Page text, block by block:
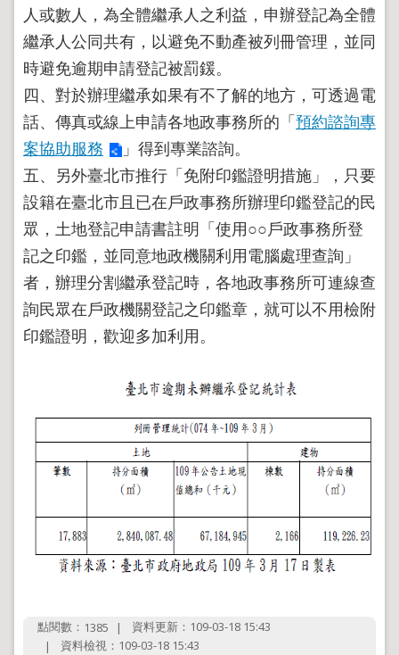
服
務
園
地
綜
合
資
訊
網
導
覽
回
人或數人，為全體繼承人之利益，申辦登記為全體
繼承人公同共有，以避免不動產被列冊管理，並同
時避免逾期申請登記被罰鍰。
四、對於辦理繼承如果有不了解的地方，可透過電
話、傳真或線上申請各地政事務所的「預約諮詢專
案協助服務
」得到專業諮詢。
五、另外臺北市推行「免附印鑑證明措施」，只要
設籍在臺北市且已在戶政事務所辦理印鑑登記的民
眾，土地登記申請書註明「使用○○戶政事務所登
記之印鑑，並同意地政機關利用電腦處理查詢」
者，辦理分割繼承登記時，各地政事務所可連線查
詢民眾在戶政機關登記之印鑑章，就可以不用檢附
印鑑證明，歡迎多加利用。
點閱數： 1385
資料更新：109-03-18 15:43
資料檢視：109-03-18 15:43